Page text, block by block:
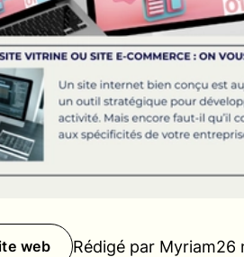
web Rédigé par Myriam26